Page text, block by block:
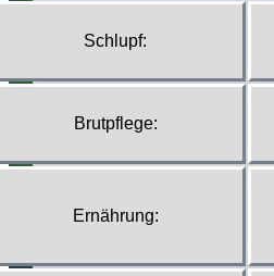
Schlupf:
Brutpflege:
Ernährung: